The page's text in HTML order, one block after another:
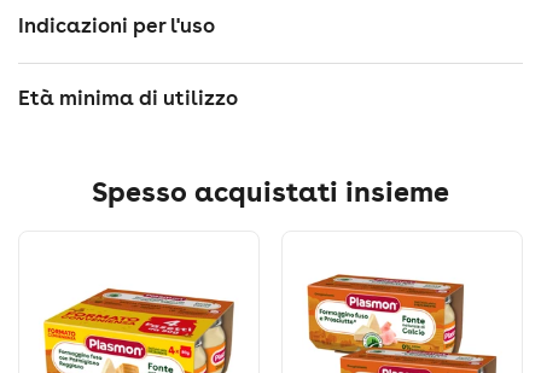
Indicazioni per l'uso
Età minima di utilizzo
Spesso acquistati insieme